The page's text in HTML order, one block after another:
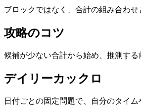
ブロックではなく、合計の組み合わ
攻略のコツ
候補が少ない合計から始め、推測す
デイリーカックロ
日付ごとの固定問題で、自分のタイム